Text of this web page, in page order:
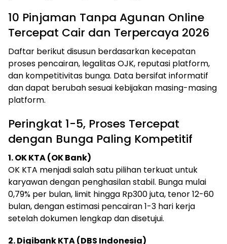
10 Pinjaman Tanpa Agunan Online
Tercepat Cair dan Terpercaya 2026
Daftar berikut disusun berdasarkan kecepatan
proses pencairan, legalitas OJK, reputasi platform,
dan kompetitivitas bunga. Data bersifat informatif
dan dapat berubah sesuai kebijakan masing-masing
platform.
Peringkat 1-5, Proses Tercepat
dengan Bunga Paling Kompetitif
1. OK KTA (OK Bank)
OK KTA menjadi salah satu pilihan terkuat untuk
karyawan dengan penghasilan stabil. Bunga mulai
0,79% per bulan, limit hingga Rp300 juta, tenor 12-60
bulan, dengan estimasi pencairan 1-3 hari kerja
setelah dokumen lengkap dan disetujui.
2. Digibank KTA (DBS Indonesia)